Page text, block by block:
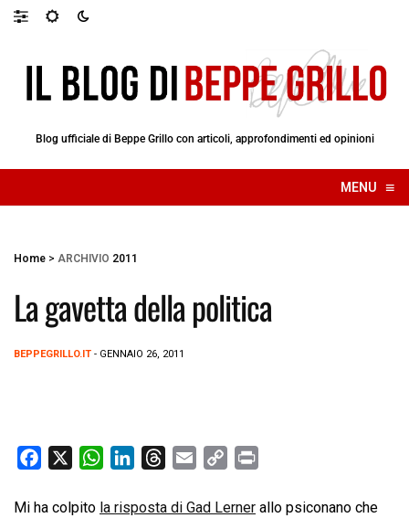
Blog ufficiale di Beppe Grillo con articoli, approfondimenti ed opinioni
MENU ≡
☰
Home > ARCHIVIO 2011
La gavetta della politica
BEPPEGRILLO.IT - GENNAIO 26, 2011
c
W
a
n
r
a
p
i
Mi ha colpito la risposta di Gad Lerner allo psiconano che